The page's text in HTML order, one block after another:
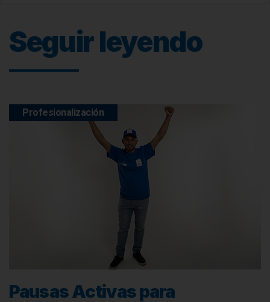
Seguir leyendo
Profesionalización
Pausas Activas para